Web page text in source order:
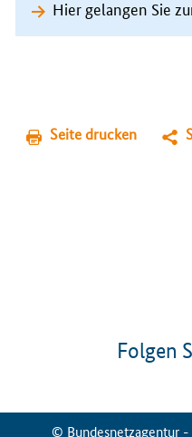
Hier gelangen Sie
Seite drucken
Folgen
© Bundesnetzagentur -